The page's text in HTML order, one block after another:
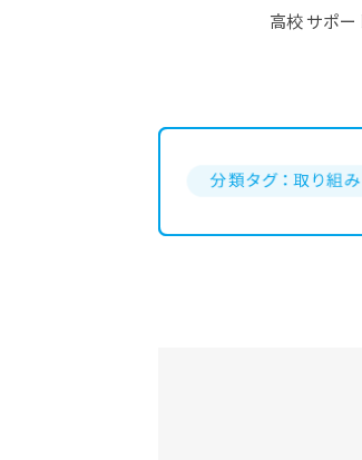
高校 サポ